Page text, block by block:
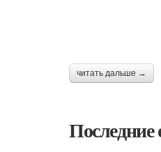
читать дальше →
Последние